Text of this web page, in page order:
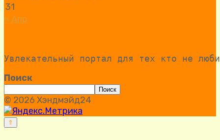
31
« Апр
Увлекательный портал для тех кто не
Поиск
Поиск
© 2026 Хэндмэйд24